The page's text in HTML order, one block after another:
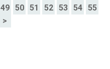
49 50 51 52 53 54
55
>